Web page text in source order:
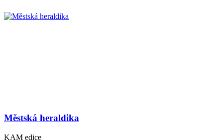
Městská heraldika
KAM edice